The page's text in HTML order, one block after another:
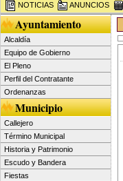
NOTICIAS ANUNCIOS
Ayuntamiento
Alcaldía
Equipo de Gobierno
El Pleno
Perfil del Contratante
Ordenanzas
Municipio
Callejero
Término Municipal
Historia y Patrimonio
Escudo y Bandera
Fiestas